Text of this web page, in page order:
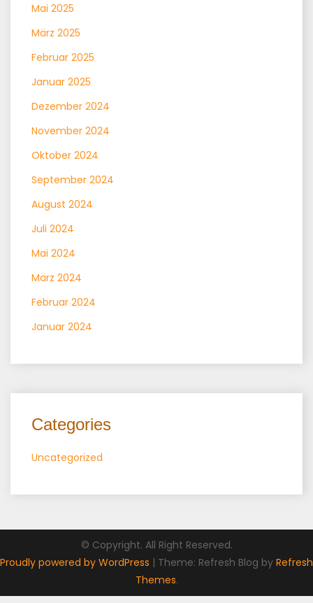
Mai 2025
März 2025
Februar 2025
Januar 2025
Dezember 2024
November 2024
Oktober 2024
September 2024
August 2024
Juli 2024
Mai 2024
März 2024
Februar 2024
Januar 2024
Categories
Uncategorized
© Copyright. All Right Reserved.
Proudly powered by WordPress | Theme: Refresh Blog by Refresh
Themes.